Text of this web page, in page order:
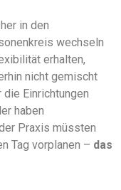
in den
wechseln
erhalten,
nicht gemischt
Einrichtungen
haben
Praxis müssten
Tag vorplanen – das